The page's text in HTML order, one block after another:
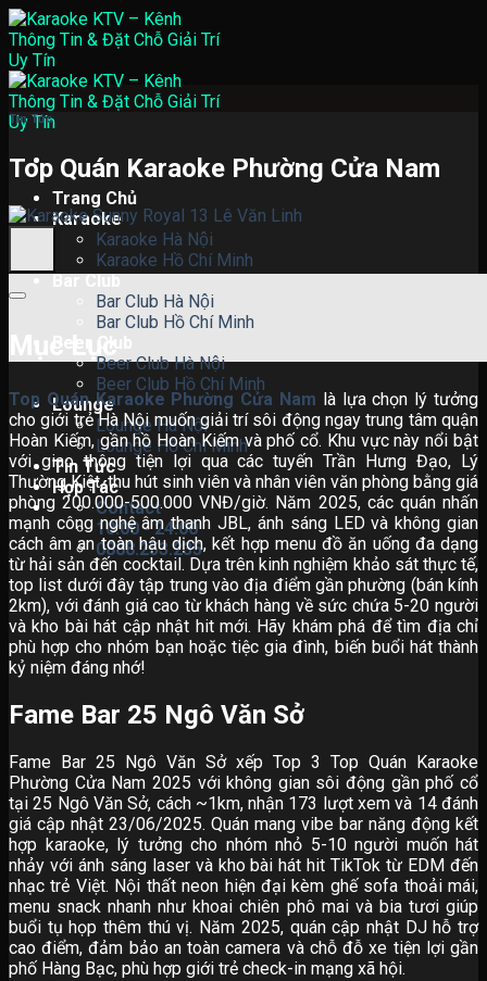
Skip
to
content
Trang Chủ
Karaoke
Karaoke Hà Nội
Karaoke Hồ Chí Minh
Bar Club
Bar Club Hà Nội
Bar Club Hồ Chí Minh
Beer Club
Beer Club Hà Nội
Beer Club Hồ Chí Minh
Lounge
Lounge Hà Nội
Lounge Hồ Chí Minh
Tin Tức
Hợp Tác
Contact
10:00 - 24:00
0888.253.235
Tin Tức
Top Quán Karaoke Phường Cửa Nam
Mục Lục
Top Quán Karaoke Phường Cửa Nam là lựa chọn lý tưởng
cho giới trẻ Hà Nội muốn giải trí sôi động ngay trung tâm quận
Hoàn Kiếm, gần hồ Hoàn Kiếm và phố cổ. Khu vực này nổi bật
với giao thông tiện lợi qua các tuyến Trần Hưng Đạo, Lý
Thường Kiệt, thu hút sinh viên và nhân viên văn phòng bằng giá
phòng 200.000-500.000 VNĐ/giờ. Năm 2025, các quán nhấn
mạnh công nghệ âm thanh JBL, ánh sáng LED và không gian
cách âm an toàn hậu dịch, kết hợp menu đồ ăn uống đa dạng
từ hải sản đến cocktail. Dựa trên kinh nghiệm khảo sát thực tế,
top list dưới đây tập trung vào địa điểm gần phường (bán kính
2km), với đánh giá cao từ khách hàng về sức chứa 5-20 người
và kho bài hát cập nhật hit mới. Hãy khám phá để tìm địa chỉ
phù hợp cho nhóm bạn hoặc tiệc gia đình, biến buổi hát thành
kỷ niệm đáng nhớ!
Fame Bar 25 Ngô Văn Sở
Fame Bar 25 Ngô Văn Sở xếp Top 3 Top Quán Karaoke
Phường Cửa Nam 2025 với không gian sôi động gần phố cổ
tại 25 Ngô Văn Sở, cách ~1km, nhận 173 lượt xem và 14 đánh
giá cập nhật 23/06/2025. Quán mang vibe bar năng động kết
hợp karaoke, lý tưởng cho nhóm nhỏ 5-10 người muốn hát
nhảy với ánh sáng laser và kho bài hát hit TikTok từ EDM đến
nhạc trẻ Việt. Nội thất neon hiện đại kèm ghế sofa thoải mái,
menu snack nhanh như khoai chiên phô mai và bia tươi giúp
buổi tụ họp thêm thú vị. Năm 2025, quán cập nhật DJ hỗ trợ
cao điểm, đảm bảo an toàn camera và chỗ đỗ xe tiện lợi gần
phố Hàng Bạc, phù hợp giới trẻ check-in mạng xã hội.